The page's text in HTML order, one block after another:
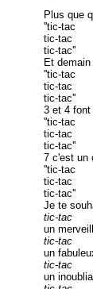
Plus que
''tic-tac
tic-tac
tic-tac''
Et
''tic-tac
tic-tac
tic-tac''
3 et 4 font
''tic-tac
tic-tac
tic-tac''
7 c'est un
''tic-tac
tic-tac
tic-tac''
Je te
tic-tac
un
tic-tac
un
tic-tac
un